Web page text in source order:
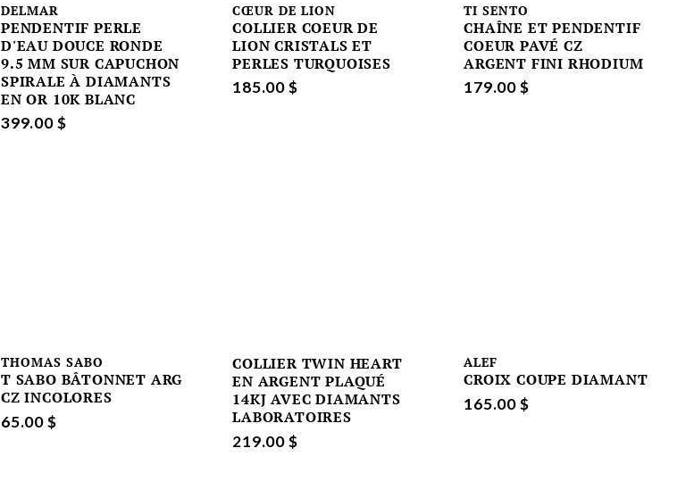
DELMAR
PENDENTIF PERLE
D'EAU DOUCE RONDE
9.5 MM SUR CAPUCHON
SPIRALE À DIAMANTS
EN OR 10K BLANC
399.00 $
CŒUR DE LION
COLLIER COEUR DE
LION CRISTALS ET
PERLES TURQUOISES
185.00 $
TI SENTO
CHAÎNE ET PENDENTIF
COEUR PAVÉ CZ
ARGENT FINI RHODIUM
179.00 $
THOMAS SABO
T SABO BÂTONNET ARG
CZ INCOLORES
65.00 $
COLLIER TWIN HEART
EN ARGENT PLAQUÉ
14KJ AVEC DIAMANTS
LABORATOIRES
219.00 $
ALEF
CROIX COUPE DIAMANT
165.00 $